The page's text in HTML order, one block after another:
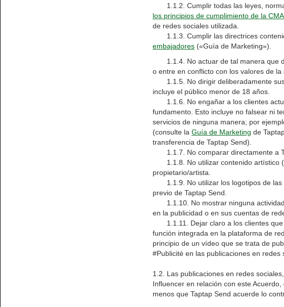
1.1.2. Cumplir todas las leyes,
los principios de cumplimiento de la CMA
de redes sociales utilizada.
1.1.3. Cumplir las directrices
embajadores («Guía de Marketing»).
1.1.4. No actuar de tal manera que
o entre en conflicto con los valores de la
1.1.5. No dirigir deliberadamente sus
incluye el público menor de 18 años.
1.1.6. No engañar a los clientes
fundamento. Esto incluye no falsear ni
servicios de ninguna manera; por
(consulte la Guía de Marketing de
transferencia de Taptap Send).
1.1.7. No comparar directamente a
1.1.8. No utilizar contenido artístico
propietario/artista.
1.1.9. No utilizar los logotipos de las
previo de Taptap Send.
1.1.10. No mostrar ninguna actividad
en la publicidad o en sus cuentas de
1.1.11. Dejar claro a los clientes que
función integrada en la plataforma de
principio de un vídeo que se trata de
#Publicité en las publicaciones en redes
1.2. Las publicaciones en redes
Influencer en relación con este
menos que Taptap Send acuerde lo